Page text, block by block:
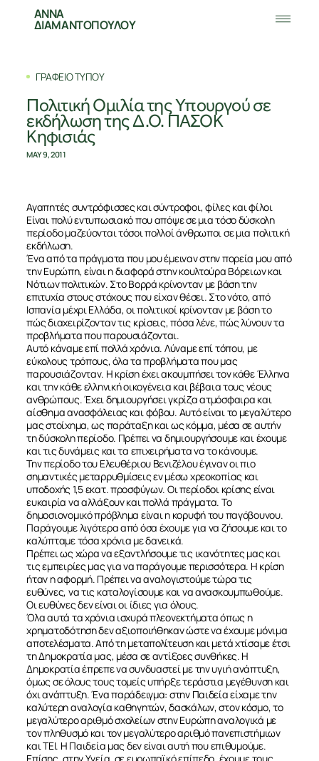
ΑΝΝΑ
ΔΙΑΜΑΝΤΟΠΟΥΛΟΥ
ΓΡΑΦΕΙΟ ΤΥΠΟΥ
Πολιτική Ομιλία της Υπουργού σε
εκδήλωση της Δ.Ο. ΠΑΣΟΚ
Κηφισιάς
MAY 9, 2011
Αγαπητές συντρόφισσες και σύντροφοι, φίλες και φίλοι
Είναι πολύ εντυπωσιακό που απόψε σε μια τόσο δύσκολη
περίοδο μαζεύονται τόσοι πολλοί άνθρωποι σε μια πολιτική
εκδήλωση.
Ένα από τα πράγματα που μου έμειναν στην πορεία μου από
την Ευρώπη, είναι η διαφορά στην κουλτούρα Βόρειων και
Νότιων πολιτικών. Στο Βορρά κρίνονταν με βάση την
επιτυχία στους στόχους που είχαν θέσει. Στο νότο, από
Ισπανία μέχρι Ελλάδα, οι πολιτικοί κρίνονταν με βάση το
πώς διαχειρίζονταν τις κρίσεις, πόσα λένε, πώς λύνουν τα
προβλήματα που παρουσιάζονται.
Αυτό κάναμε επί πολλά χρόνια. Λύναμε επί τόπου, με
εύκολους τρόπους, όλα τα προβλήματα που μας
παρουσιάζονταν. Η κρίση έχει ακουμπήσει τον κάθε Έλληνα
και την κάθε ελληνική οικογένεια και βέβαια τους νέους
ανθρώπους. Έχει δημιουργήσει γκρίζα ατμόσφαιρα και
αίσθημα ανασφάλειας και φόβου. Αυτό είναι το μεγαλύτερο
μας στοίχημα, ως παράταξη και ως κόμμα, μέσα σε αυτήν
τη δύσκολη περίοδο. Πρέπει να δημιουργήσουμε και έχουμε
και τις δυνάμεις και τα επιχειρήματα να το κάνουμε.
Την περίοδο του Ελευθέριου Βενιζέλου έγιναν οι πιο
σημαντικές μεταρρυθμίσεις εν μέσω χρεοκοπίας και
υποδοχής 1,5 εκατ. προσφύγων. Οι περίοδοι κρίσης είναι
ευκαιρία να αλλάξουν και πολλά πράγματα. Το
δημοσιονομικό πρόβλημα είναι η κορυφή του παγόβουνου.
Παράγουμε λιγότερα από όσα έχουμε για να ζήσουμε και το
καλύπταμε τόσα χρόνια με δανεικά.
Πρέπει ως χώρα να εξαντλήσουμε τις ικανότητες μας και
τις εμπειρίες μας για να παράγουμε περισσότερα. Η κρίση
ήταν η αφορμή. Πρέπει να αναλογιστούμε τώρα τις
ευθύνες, να τις καταλογίσουμε και να ανασκουμπωθούμε.
Οι ευθύνες δεν είναι οι ίδιες για όλους.
Όλα αυτά τα χρόνια ισχυρά πλεονεκτήματα όπως η
χρηματοδότηση δεν αξιοποιήθηκαν ώστε να έχουμε μόνιμα
αποτελέσματα. Από τη μεταπολίτευση και μετά χτίσαμε έτσι
τη Δημοκρατία μας, μέσα σε αντίξοες συνθήκες. Η
Δημοκρατία έπρεπε να συνδυαστεί με την υγιή ανάπτυξη,
όμως σε όλους τους τομείς υπήρξε τεράστια μεγέθυνση και
όχι ανάπτυξη. Ένα παράδειγμα: στην Παιδεία είχαμε την
καλύτερη αναλογία καθηγητών, δασκάλων, στον κόσμο, το
μεγαλύτερο αριθμό σχολείων στην Ευρώπη αναλογικά με
τον πληθυσμό και τον μεγαλύτερο αριθμό πανεπιστήμιων
και ΤΕΙ. Η Παιδεία μας δεν είναι αυτή που επιθυμούμε.